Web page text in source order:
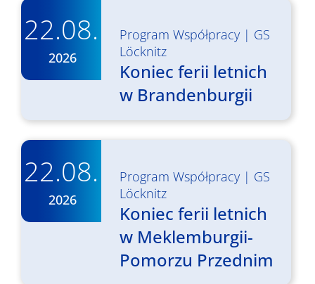
22.08.
2026
Program Współpracy| GS
Löcknitz
Koniec ferii letnich
w Brandenburgii
22.08.
2026
Program Współpracy| GS
Löcknitz
Koniec ferii letnich
w Meklemburgii-
Pomorzu Przednim